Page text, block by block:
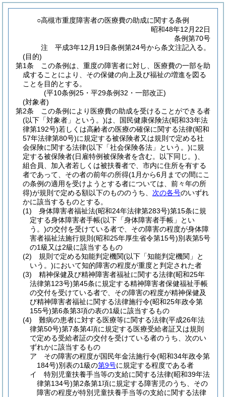
○高槻市重度障害者の医療費の助成に関する条例
昭和48年12月22日
条例第70号
注 平成3年12月19日条例第24号から条文注記入る。
(目的)
第1条
この条例は、重度の障害者に対し、医療費の一部を助
成することにより、その保健の向上及び福祉の増進を図る
ことを目的とする。
(平10条例25・平29条例32・一部改正)
(対象者)
第2条
この条例により医療費の助成を受けることができる者
(以下「対象者」という。)は、国民健康保険法(昭和33年法
律第192号)若しくは高齢者の医療の確保に関する法律(昭和
57年法律第80号)に規定する被保険者又は規則で定める社
会保険に関する法律(以下「社会保険各法」という。)に規
定する被保険者(日雇特例被保険者を含む。以下同じ。)
組合員、加入者若しくは被扶養者で、市内に住所を有する
者であって、その者の前年の所得(1月から6月までの間にこ
の条例の適用を受けようとする者については、前々年の所
得)が規則で定める額以下のもののうち、 次の各号のいずれ
かに該当するものとする。
(1)
身体障害者福祉法(昭和24年法律第283号)第15条に規
定する身体障害者手帳(以下「身体障害者手帳」とい
う。)の交付を受けている者で、その障害の程度が身体障
害者福祉法施行規則 (昭和25年厚生省令第15号)別表第5号
の1級又は2級に該当するもの
(2)
規則で定める知能判定機関(以下「知能判定機関」と
いう。)において知的障害の程度が重度と判定された者
(3)
精神保健及び精神障害者福祉に関する法律(昭和25年
法律第123号)第45条に規定する精神障害者保健福祉手帳
の交付を受けている者で、その障害の程度が精神保健及
び精神障害者福祉に関する法律施行令(昭和25年政令第
155号)第6条第3項の表の1級に該当するもの
(4)
難病の患者に対する医療等に関する法律(平成26年法
律第50号)第7条第4項に規定する医療受給者証又は規則
で定める受給者証の交付を受けている者のうち、次のい
ずれかに該当するもの
ア
その障害の程度が国民年金法施行令(昭和34年政令第
184号)別表の1級の第9号に規定する程度である者
イ
特別児童扶養手当等の支給に関する法律(昭和39年法
律第134号)第2条第1項に規定する障害児のうち、その
障害の程度が特別児童扶養手当等の支給に関する法律